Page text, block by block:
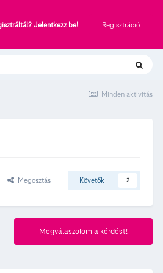
Jelentkezz be! Regisztráció
Minden aktivitás
Megosztás Követők 2
Megválaszolom a kérdést!